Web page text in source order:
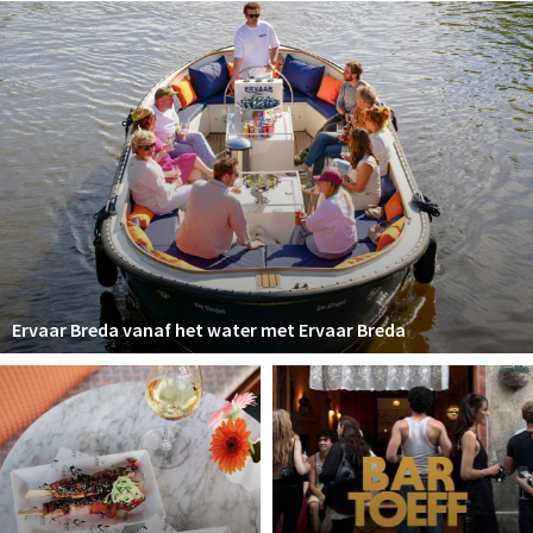
Woonruimte
Inschrijven gemeente
Zorgverzekering
Huisarts en eerste hulp
Q&A
KORTING
Breda Student Shop
Draai aan het rad!
VRIJE TIJD
Sport
Nieuws
Agenda
Bezienswaardigheden
Ervaar Breda vanaf het water met Ervaar Breda